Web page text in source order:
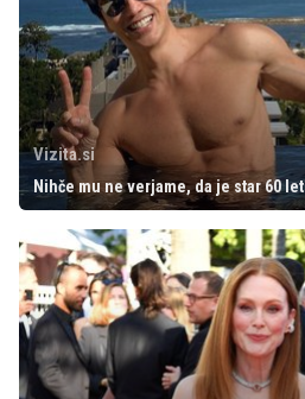
Vizita.si
Nihče mu ne verjame, da je star 60 let